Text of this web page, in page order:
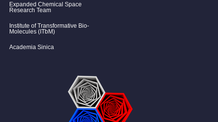
Expanded Chemical Space
Research Team
Institute of Transformative Bio-
Molecules (ITbM)
Academia Sinica